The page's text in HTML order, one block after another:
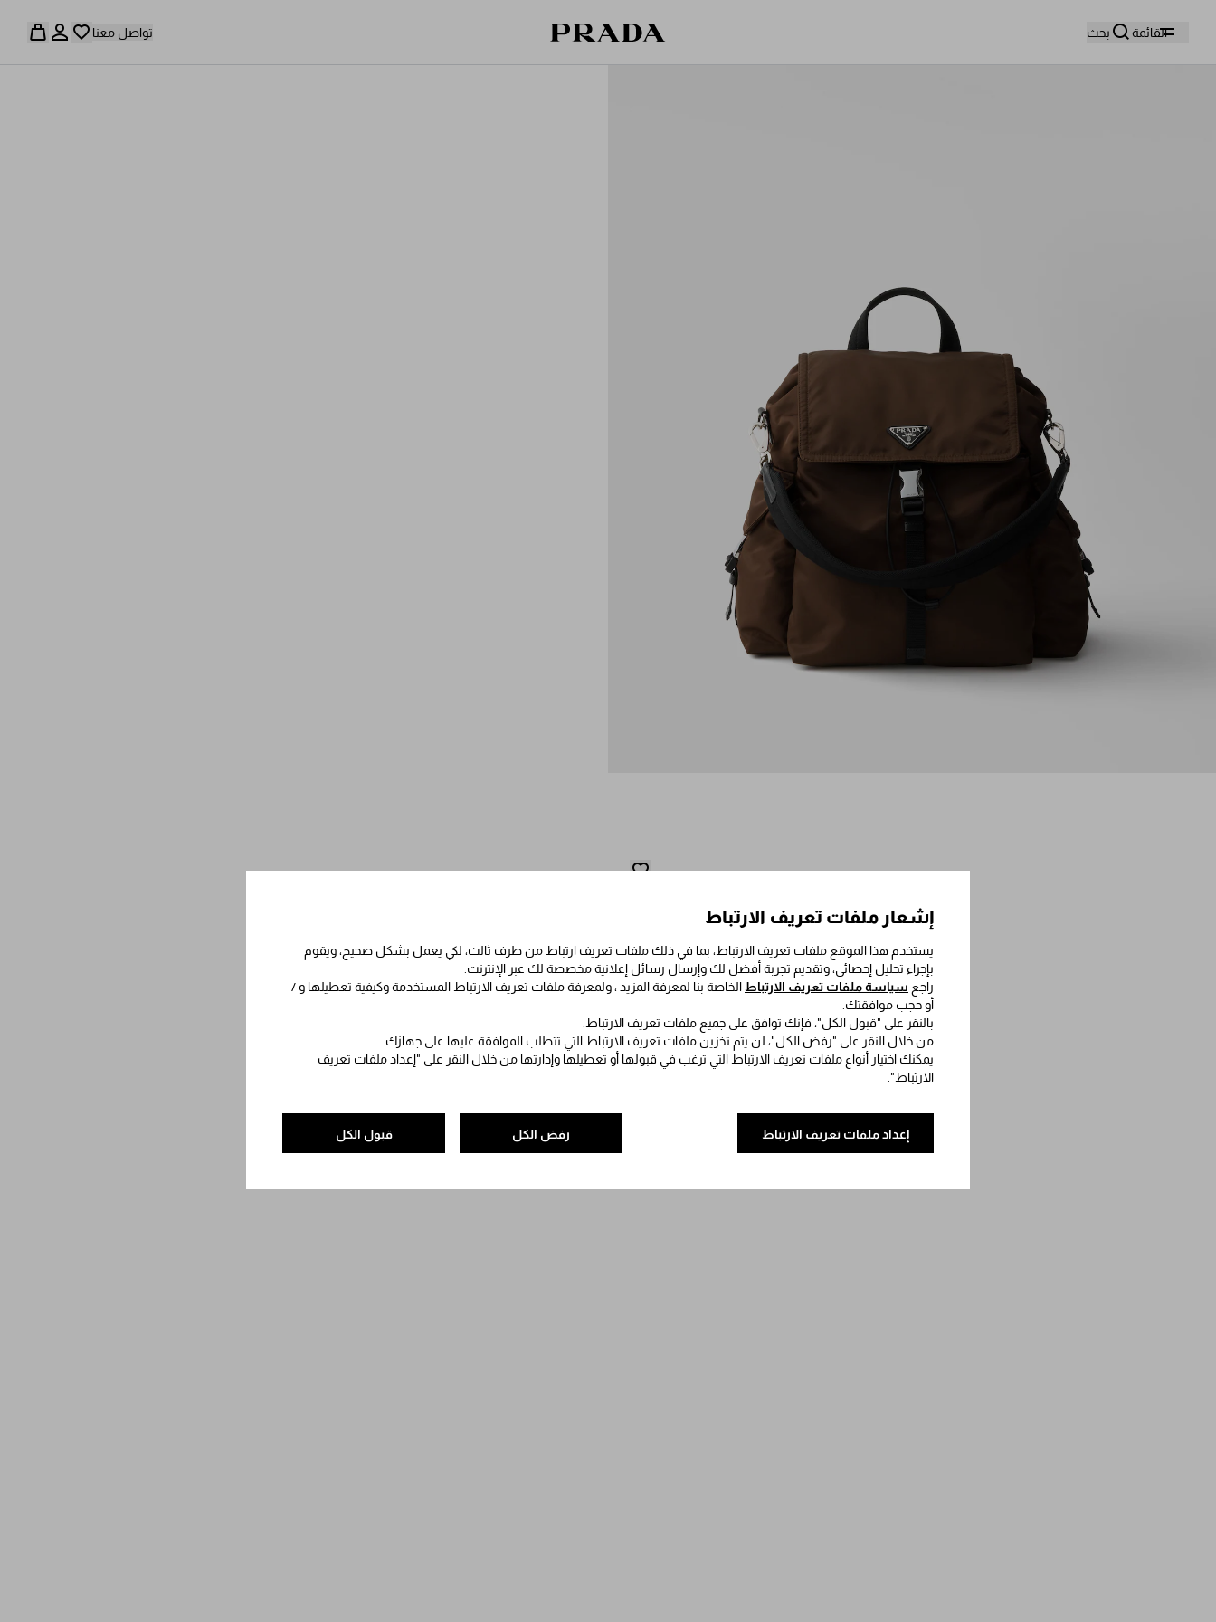
إشعار ملفات تعريف الارتباط
يستخدم هذا الموقع ملفات تعريف الارتباط، بما في ذلك ملفات تعريف ارتباط من طرف ثالث، لكي يعمل بشكل صحيح، ويقوم
بإجراء تحليل إحصائي، وتقديم تجربة أفضل لك وإرسال رسائل إعلانية مخصصة لك عبر الإنترنت.
راجع سياسة ملفات تعريف الارتباط الخاصة بنا لمعرفة المزيد ، ولمعرفة ملفات تعريف الارتباط المستخدمة وكيفية تعطيلها و /
أو حجب موافقتك.
بالنقر على "قبول الكل"، فإنك توافق على جميع ملفات تعريف الارتباط.
من خلال النقر على "رفض الكل"، لن يتم تخزين ملفات تعريف الارتباط التي تتطلب الموافقة عليها على جهازك.
يمكنك اختيار أنواع ملفات تعريف الارتباط التي ترغب في قبولها أو تعطيلها وإدارتها من خلال النقر على "إعداد ملفات تعريف
الارتباط".
قبول الكل رفض الكل إعداد ملفات تعريف الارتباط
القائمة بحث تواصل معنا سجِّل الدخول أو أنشئ حسابك الشخصي
واحفظوا قطعكم المفضّلة، واستلموها من هنا.
سجِّل الدخول أو أنشئ حسابك الشخصي